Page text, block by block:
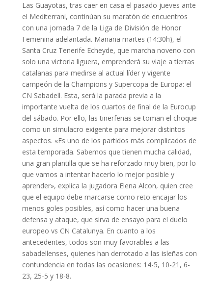
Las Guayotas, tras caer en casa el pasado jueves ante
el Mediterrani, continúan su maratón de encuentros
con una jornada 7 de la Liga de División de Honor
Femenina adelantada. Mañana martes (14:30h), el
Santa Cruz Tenerife Echeyde, que marcha noveno con
solo una victoria liguera, emprenderá su viaje a tierras
catalanas para medirse al actual líder y vigente
campeón de la Champions y Supercopa de Europa: el
CN Sabadell. Esta, será la parada previa a la
importante vuelta de los cuartos de final de la Eurocup
del sábado. Por ello, las tinerfeñas se toman el choque
como un simulacro exigente para mejorar distintos
aspectos. «Es uno de los partidos más complicados de
esta temporada. Sabemos que tienen mucha calidad,
una gran plantilla que se ha reforzado muy bien, por lo
que vamos a intentar hacerlo lo mejor posible y
aprender», explica la jugadora Elena Alcon, quien cree
que el equipo debe marcarse como reto encajar los
menos goles posibles, así como hacer una buena
defensa y ataque, que sirva de ensayo para el duelo
europeo vs CN Catalunya. En cuanto a los
antecedentes, todos son muy favorables a las
sabadellenses, quienes han derrotado a las isleñas con
contundencia en todas las ocasiones: 14-5, 10-21, 6-
23, 25-5 y 18-8.